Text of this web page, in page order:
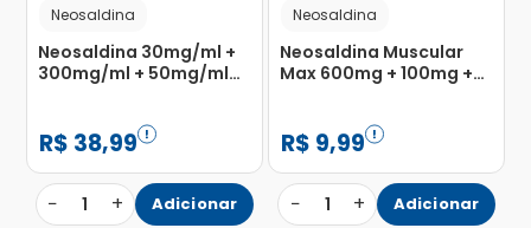
Neosaldina
Neosaldina 30mg/ml +
300mg/ml + 50mg/ml
R$ 38,99
− 1 + Adicionar
Neosaldina
Neosaldina Muscular
Max 600mg + 100mg +
R$ 9,99
− 1 + Adicionar